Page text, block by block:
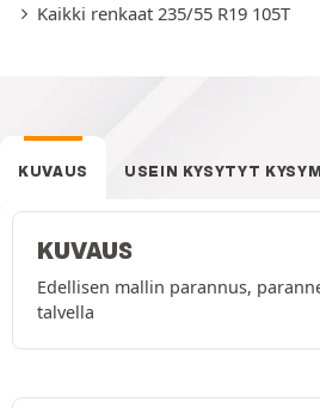
Kaikki renkaat 235/55 R19 105T
KUVAUS USEIN KYSYTYT
KUVAUS
Edellisen mallin parannus,
talvella